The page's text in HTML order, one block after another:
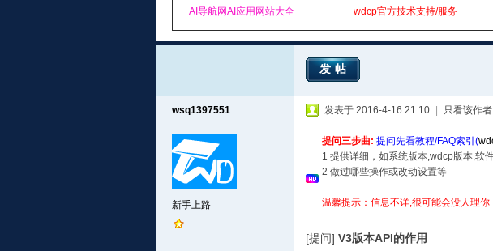
AI导航网AI应用网站大全 wdcp官方技术支持/服务
发帖
wsq1397551
新手上路
发表于 2016-4-16 21:10 只看该作者
提问三步曲: 提问先看教程/FAQ索引(
1 提供详细，如系统版本,wdcp版本,软
2 做过哪些操作或改动设置等
温馨提示：信息不详,很可能会没人理
[提问] V3版本API的作用